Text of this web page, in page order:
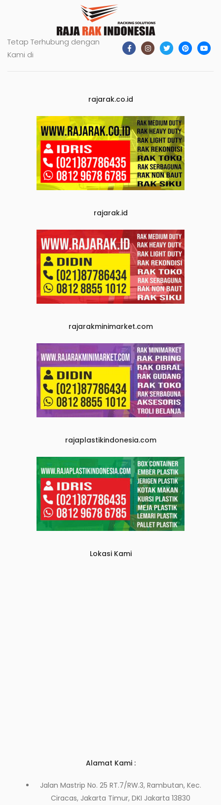
Tetap Terhubung dengan
Kami di
rajarak.co.id
rajarak.id
rajarakminimarket.com
rajaplastikindonesia.com
Lokasi Kami
Alamat Kami :
Jalan Mastrip No. 25 RT.7/RW.3, Rambutan, Kec.
Ciracas, Jakarta Timur, DKI Jakarta 13830